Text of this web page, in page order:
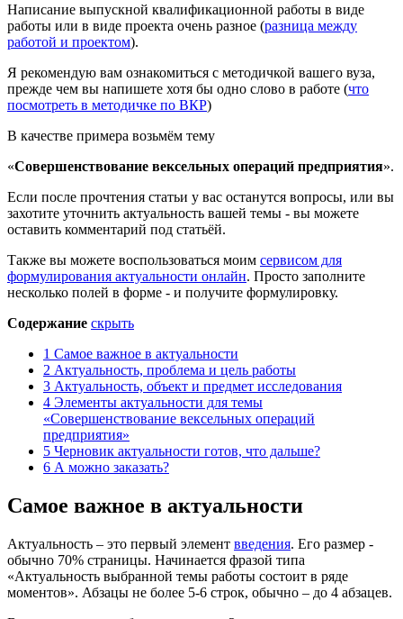
Написание выпускной квалификационной работы в виде
работы или в виде проекта очень разное (разница между
работой и проектом).
Я рекомендую вам ознакомиться с методичкой вашего вуза,
прежде чем вы напишете хотя бы одно слово в работе (что
посмотреть в методичке по ВКР)
В качестве примера возьмём тему
«Совершенствование вексельных операций предприятия».
Если после прочтения статьи у вас останутся вопросы, или вы
захотите уточнить актуальность вашей темы - вы можете
оставить комментарий под статьёй.
Также вы можете воспользоваться моим сервисом для
формулирования актуальности онлайн. Просто заполните
несколько полей в форме - и получите формулировку.
Содержание скрыть
1 Самое важное в актуальности
2 Актуальность, проблема и цель работы
3 Актуальность, объект и предмет исследования
4 Элементы актуальности для темы
«Совершенствование вексельных операций
предприятия»
5 Черновик актуальности готов, что дальше?
6 А можно заказать?
Самое важное в актуальности
Актуальность – это первый элемент введения. Его размер -
обычно 70% страницы. Начинается фразой типа
«Актуальность выбранной темы работы состоит в ряде
моментов». Абзацы не более 5-6 строк, обычно – до 4 абзацев.